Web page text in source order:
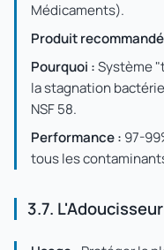
Médicaments).
Produit
Pourquoi :Système
la stagnation
NSF 58.
Performance : 97-
tous les
3.7.